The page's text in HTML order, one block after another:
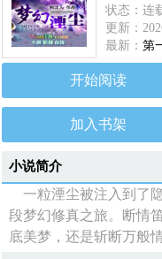
状态：连
更新：
最新：第
开始阅读
加入书架
小说简介
一粒湮尘被注入到了
段梦幻修真之旅。断情
底美梦，还是斩断万般